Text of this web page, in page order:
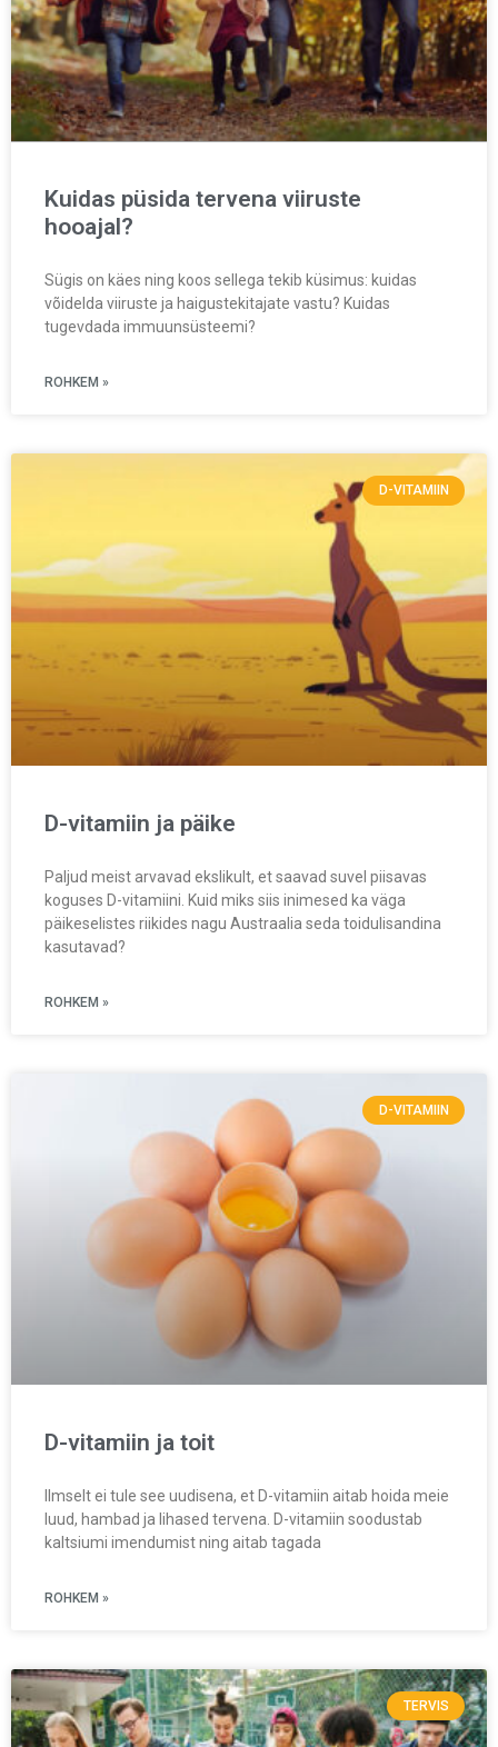
Kuidas püsida tervena viiruste
hooajal?
Sügis on käes ning koos sellega tekib küsimus: kuidas
võidelda viiruste ja haigustekitajate vastu? Kuidas
tugevdada immuunsüsteemi?
ROHKEM »
D-VITAMIIN
D-vitamiin ja päike
Paljud meist arvavad ekslikult, et saavad suvel piisavas
koguses D-vitamiini. Kuid miks siis inimesed ka väga
päikeselistes riikides nagu Austraalia seda toidulisandina
kasutavad?
ROHKEM »
D-VITAMIIN
D-vitamiin ja toit
Ilmselt ei tule see uudisena, et D-vitamiin aitab hoida meie
luud, hambad ja lihased tervena. D-vitamiin soodustab
kaltsiumi imendumist ning aitab tagada
ROHKEM »
TERVIS